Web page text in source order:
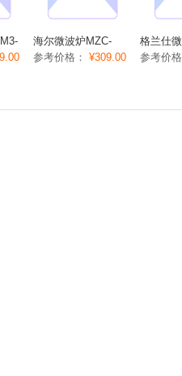
/价
海尔微波炉MZC-
2070M1功能/参数/价
格
参考价格： ¥309.00
格兰仕
参考价